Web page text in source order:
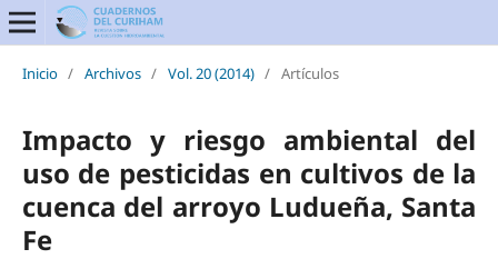
Inicio / Archivos / Vol. 20 (2014) / Artículos
Impacto y riesgo ambiental del
uso de pesticidas en cultivos de la
cuenca del arroyo Ludueña, Santa
Fe